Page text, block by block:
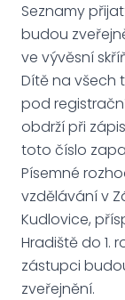
Seznamy
budou
ve vývěsní
Dítě na všech
pod
obdrží při
toto číslo
Písemné
vzdělávání v
Kudlovice,
Hradiště do 1.
zástupci
zveřejnění.